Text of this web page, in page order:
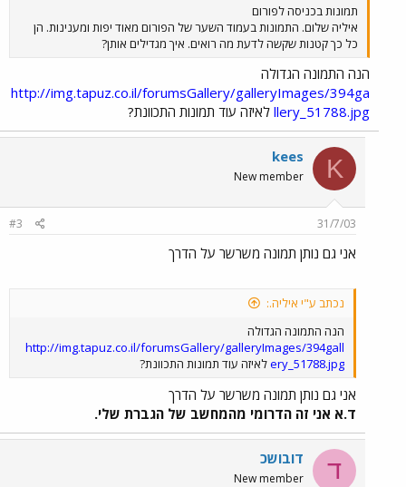
תמונות בכניסה לפורום
איליה שלום. התמונות בעמוד השער של הפורום מאוד יפות ומענינות. הן
כל כך קטנות שקשה לדעת מה רואים. איך מגדילים אותן?
הנה התמונה הגדולה
http://img.tapuz.co.il/forumsGallery/galleryImages/394ga
llery_51788.jpg לאיזה עוד תמונות התכוונת?
K
kees
New member
31/7/03
#3
אני גם נותן תמונה משרשר על הדרך
נכתב ע"י איליה.:
הנה התמונה הגדולה
http://img.tapuz.co.il/forumsGallery/galleryImages/394gall
ery_51788.jpgלאיזה עוד תמונות התכוונת?
אני גם נותן תמונה משרשר על הדרך
ד.א אני זה הדרומי מהמחשב של הגברת שלי.
ד דובושכ
New member